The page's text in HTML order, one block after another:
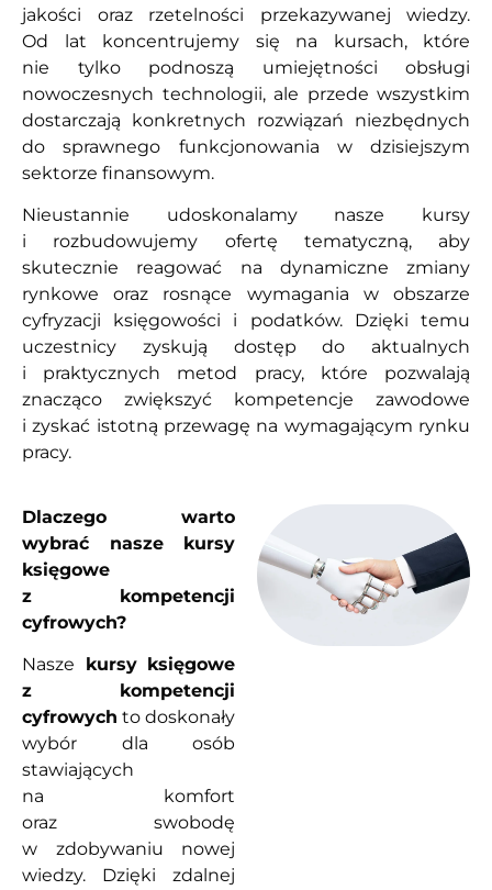
jakości oraz rzetelności przekazywanej wiedzy.
Od lat koncentrujemy się na kursach, które
nie tylko podnoszą umiejętności obsługi
nowoczesnych technologii, ale przede wszystkim
dostarczają konkretnych rozwiązań niezbędnych
do sprawnego funkcjonowania w dzisiejszym
sektorze finansowym.
Nieustannie udoskonalamy nasze kursy
i rozbudowujemy ofertę tematyczną, aby
skutecznie reagować na dynamiczne zmiany
rynkowe oraz rosnące wymagania w obszarze
cyfryzacji księgowości i podatków. Dzięki temu
uczestnicy zyskują dostęp do aktualnych
i praktycznych metod pracy, które pozwalają
znacząco zwiększyć kompetencje zawodowe
i zyskać istotną przewagę na wymagającym rynku
pracy.
Dlaczego warto
wybrać nasze kursy
księgowe
z kompetencji
cyfrowych?
Nasze kursy księgowe
z kompetencji
cyfrowych to doskonały
wybór dla osób
stawiających
na komfort
oraz swobodę
w zdobywaniu nowej
wiedzy. Dzięki zdalnej